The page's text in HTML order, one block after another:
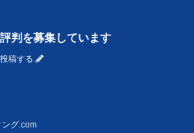
判を募集しています
稿する
ング.com